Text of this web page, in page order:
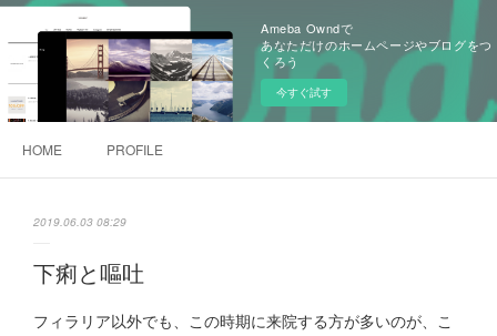
Ameba Owndで
あなただけのホームページやブログをつ
くろう
今すぐ試す
HOME PROFILE
2019.06.03 08:29
下痢と嘔吐
フィラリア以外でも、この時期に来院する方が多いのが、こ